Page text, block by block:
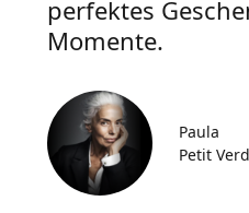
perfektes
Momente.
Paula
Petit